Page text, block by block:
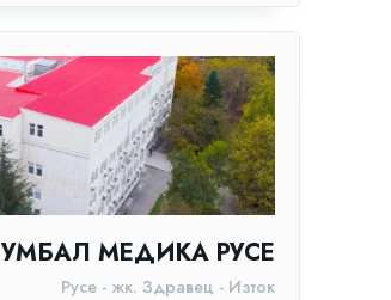
УМБАЛ МЕДИКА РУСЕ
Русе - жк. Здравец - Изток